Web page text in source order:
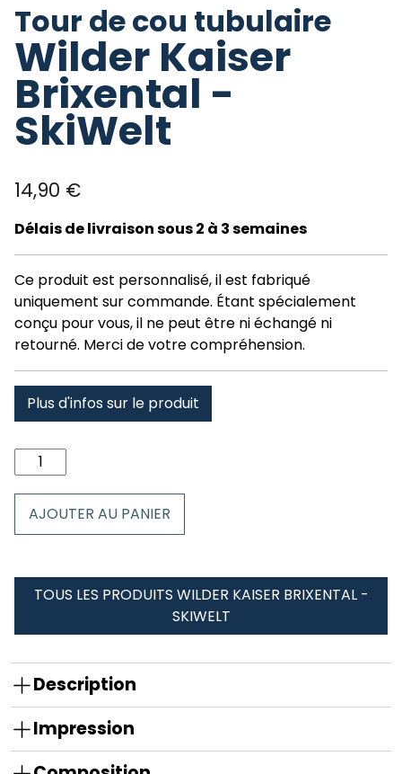
Tour de cou tubulaire
Wilder Kaiser
Brixental -
SkiWelt
14,90 €
Délais de livraison sous 2 à 3 semaines
Ce produit est personnalisé, il est fabriqué
uniquement sur commande. Étant spécialement
conçu pour vous, il ne peut être ni échangé ni
retourné. Merci de votre compréhension.
Plus d'infos sur le produit
quantité
de
de
Wilder
Brixental
SkiWelt
AJOUTER AU PANIER
TOUS LES PRODUITS WILDER KAISER BRIXENTAL -
SKIWELT
Description
Impression